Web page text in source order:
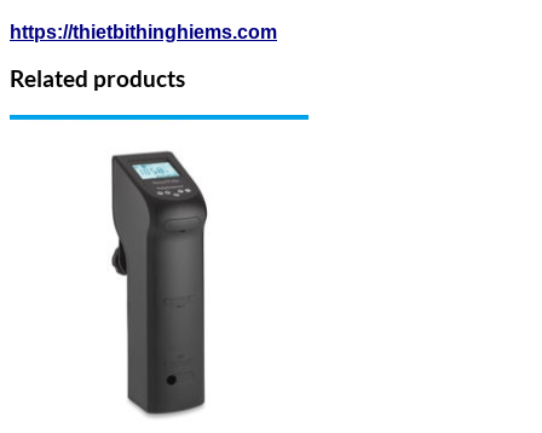
https://thietbithinghiems.com
Related products